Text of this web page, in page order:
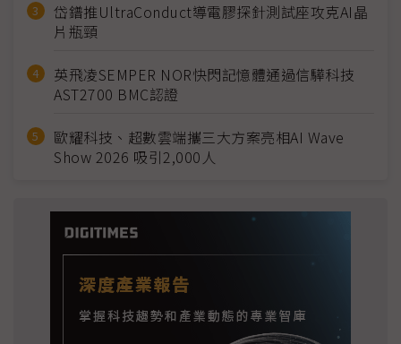
岱鐠推UltraConduct導電膠探針測試座攻克AI晶
片瓶頸
英飛凌SEMPER NOR快閃記憶體通過信驊科技
AST2700 BMC認證
歐耀科技、超數雲端攜三大方案亮相AI Wave
Show 2026 吸引2,000人